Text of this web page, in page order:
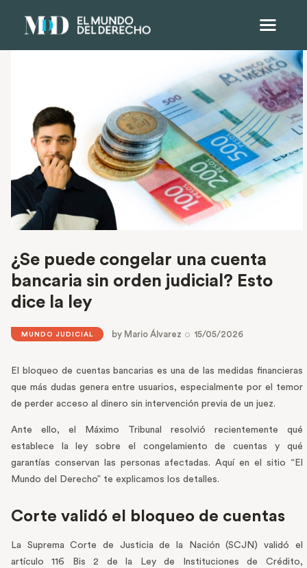
¿Se puede congelar una cuenta
bancaria sin orden judicial? Esto
dice la ley
MUNDO JUDICIAL by Mario Álvarez 15/05/2026
El bloqueo de cuentas bancarias es una de las medidas financieras
que más dudas genera entre usuarios, especialmente por el temor
de perder acceso al dinero sin intervención previa de un juez.
Ante ello, el Máximo Tribunal resolvió recientemente qué
establece la ley sobre el congelamiento de cuentas y qué
garantías conservan las personas afectadas. Aquí en el sitio “El
Mundo del Derecho” te explicamos los detalles.
Corte validó el bloqueo de cuentas
La Suprema Corte de Justicia de la Nación (SCJN) validó el
artículo 116 Bis 2 de la Ley de Instituciones de Crédito,